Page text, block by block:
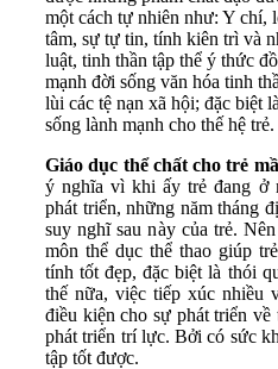
một cách tự nhiên như: Y chí,
tâm, sự tự tin, tính kiên trì và
luật, tinh thần tập thể ý thức
mạnh đời sống văn hóa tinh
lùi các tệ nạn xã hội; đặc biệt
sống lành mạnh cho thế hệ trẻ.
Giáo dục thể chất cho trẻ
ý nghĩa vì khi ấy trẻ đang ở
phát triển, những năm tháng
suy nghĩ sau này của trẻ.
môn thể dục thể thao giúp
tính tốt đẹp, đặc biệt là thói
thế nữa, việc tiếp xúc nhiều
điều kiện cho sự phát triển
phát triển trí lực. Bởi có sức
tập tốt được.